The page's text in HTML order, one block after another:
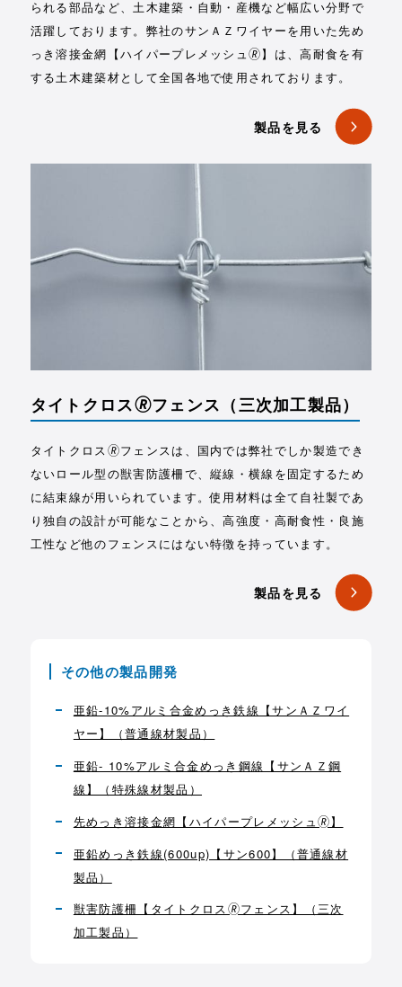
られる部品など、土木建築・自動・産機など幅広い分野で
活躍しております。弊社のサンＡＺワイヤーを用いた先め
っき溶接金網【ハイパープレメッシュ🄬】は、高耐食を有
する土木建築材として全国各地で使用されております。
製品を見る
タイトクロス🄬フェンス （三次加工製品）
タイトクロス🄬フェンスは、国内では弊社でしか製造でき
ないロール型の獣害防護柵で、縦線・横線を固定するため
に結束線が用いられています。使用材料は全て自社製であ
り独自の設計が可能なことから、高強度・高耐食性・良施
工性など他のフェンスにはない特徴を持っています。
製品を見る
その他の製品開発
亜鉛-10%アルミ合金めっき鉄線【サンＡＺワイ
ヤー】（普通線材製品）
亜鉛- 10%アルミ合金めっき鋼線【サンＡＺ鋼
線】（特殊線材製品）
先めっき溶接金網【ハイパープレメッシュ🄬】
亜鉛めっき鉄線(600up)【サン600】（普通線材
製品）
獣害防護柵【タイトクロス🄬フェンス】（三次
加工製品）